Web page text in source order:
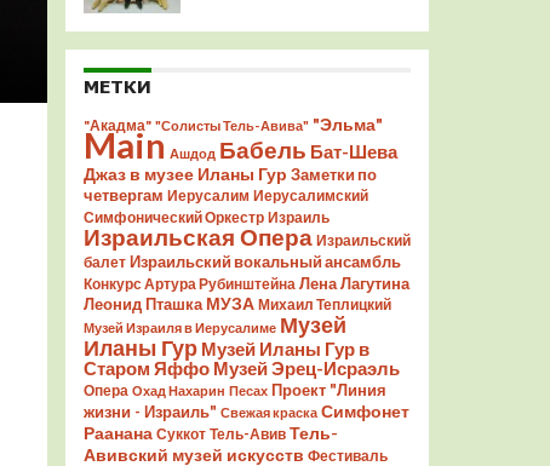
МЕТКИ
"Акадма" "Солисты Тель-Авива" "Эльма"
Main Ашдод Бабель Бат-Шева
Джаз в музее Иланы Гур Заметки по
четвергам Иерусалим Иерусалимский
Симфонический Оркестр Израиль
Израильская Опера Израильский
балет Израильский вокальный ансамбль
Конкурс Артура Рубинштейна Лена Лагутина
Леонид Пташка МУЗА Михаил Теплицкий
Музей Израиля в Иерусалиме Музей
Иланы Гур Музей Иланы Гур в
Старом Яффо Музей Эрец-Исраэль
Опера Охад Нахарин Песах Проект "Линия
жизни - Израиль" Свежая краска Симфонет
Раанана Суккот Тель-Авив Тель-
Авивский музей искусств Фестиваль